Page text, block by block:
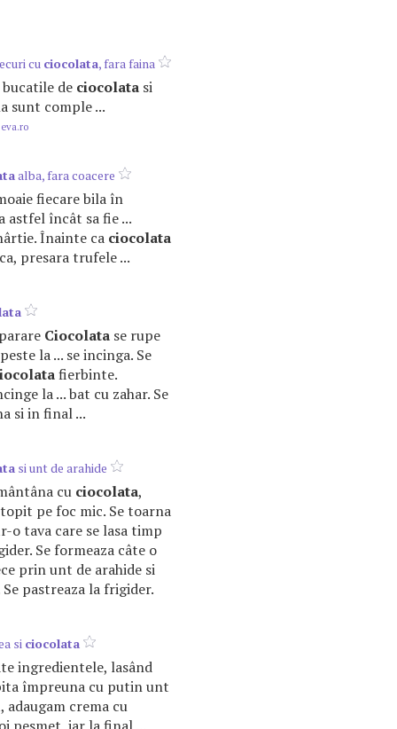
cu ciocolata, fara faina
bucatile de ciocolata si
sunt comple ...
alba, fara coacere
fiecare bila în
astfel încât sa fie ...
Înainte ca ciocolata
presara trufele ...
Ciocolata se rupe
la ... se incinga. Se
fierbinte.
la ... bat cu zahar. Se
si in final ...
si unt de arahide
cu ciocolata,
pe foc mic. Se toarna
o tava care se lasa timp
Se formeaza câte o
prin unt de arahide si
pastreaza la frigider.
si ciocolata
ingredientele, lasând
împreuna cu putin unt
adaugam crema cu